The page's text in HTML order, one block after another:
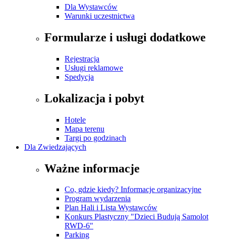
Dla Wystawców
Warunki uczestnictwa
Formularze i usługi dodatkowe
Rejestracja
Usługi reklamowe
Spedycja
Lokalizacja i pobyt
Hotele
Mapa terenu
Targi po godzinach
Dla Zwiedzających
Ważne informacje
Co, gdzie kiedy? Informacje organizacyjne
Program wydarzenia
Plan Hali i Lista Wystawców
Konkurs Plastyczny "Dzieci Budują Samolot
RWD-6"
Parking